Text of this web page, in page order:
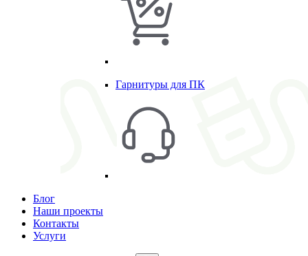
Гарнитуры для ПК
Блог
Наши проекты
Контакты
Услуги